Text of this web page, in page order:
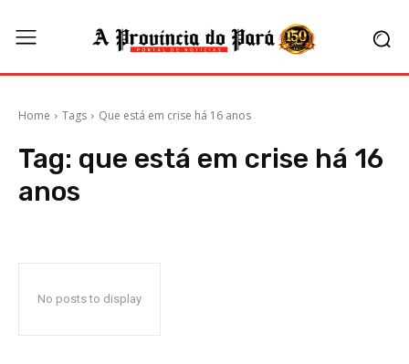
Home Tags Que está em crise há 16 anos
Tag: que está em crise há 16
anos
No posts to display